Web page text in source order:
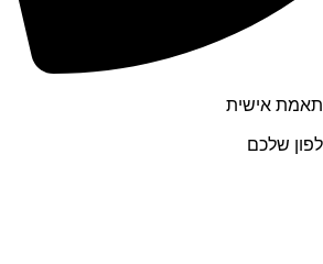
אישית
שלכם